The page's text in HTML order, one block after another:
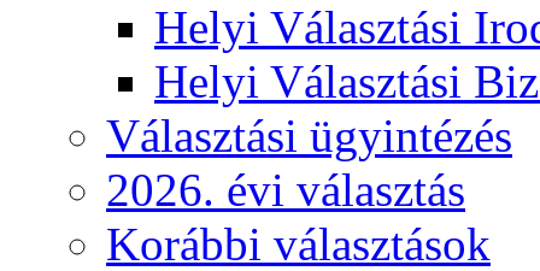
Helyi Választási
Helyi Választási
Választási ügyintézés
2026. évi választás
Korábbi választások